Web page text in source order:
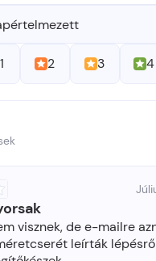
1 2 3 4
visznek, de e-mailre
leírták